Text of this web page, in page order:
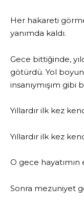
Her hakareti
yanımda kaldı.
Gece bittiğinde,
götürdü. Yol
insanıymışım
Yıllardır ilk kez
Yıllardır ilk kez
O gece hayatımın
Sonra mezuniyet